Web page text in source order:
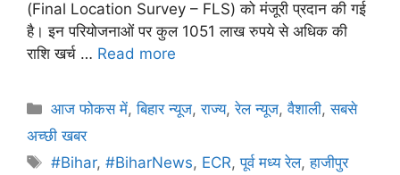
(Final Location Survey – FLS) को मंजूरी प्रदान की गई
है। इन परियोजनाओं पर कुल 1051 लाख रुपये से अधिक की
राशि खर्च … Read more
आज फोकस में,बिहार न्यूज,राज्य,रेल न्यूज,वैशाली,सबसे
अच्छी खबर
#Bihar,#BiharNews, ECR,पूर्व मध्य रेल,हाजीपुर